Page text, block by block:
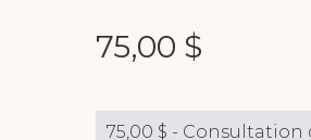
75,00 $